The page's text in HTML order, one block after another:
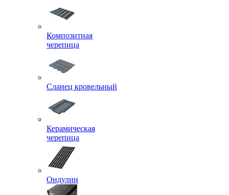
Композитная
черепица
Сланец кровельный
Керамическая
черепица
Ондулин